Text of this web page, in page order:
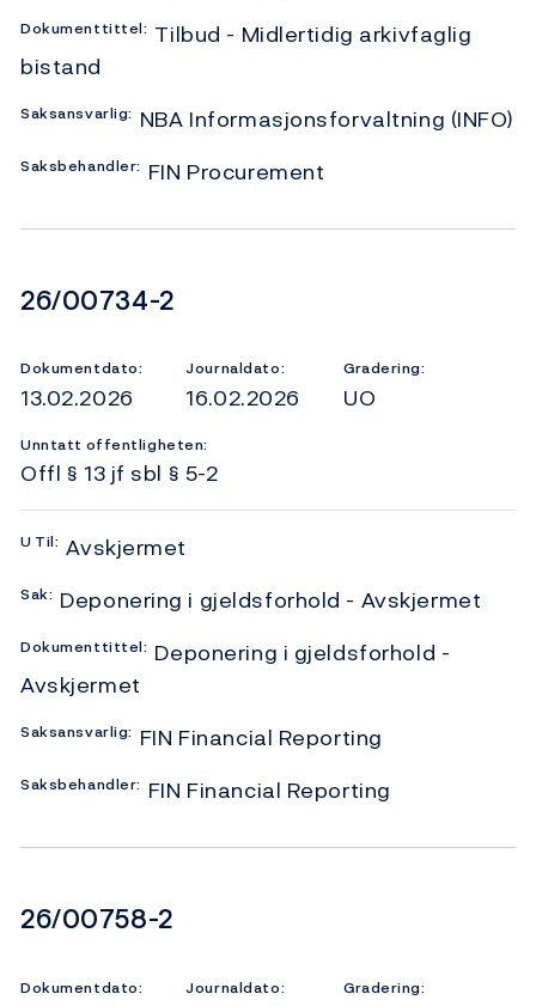
Dokumenttittel: Tilbud - Midlertidig arkivfaglig
bistand
Saksansvarlig: NBA Informasjonsforvaltning (INFO)
Saksbehandler: FIN Procurement
Dokumentnummer
26/00734-2
Dokumentdato:
13.02.2026
Journaldato:
16.02.2026
Gradering:
UO
Unntatt offentligheten:
Offl § 13 jf sbl § 5-2
U Til: Avskjermet
Sak: Deponering i gjeldsforhold - Avskjermet
Dokumenttittel: Deponering i gjeldsforhold -
Avskjermet
Saksansvarlig: FIN Financial Reporting
Saksbehandler: FIN Financial Reporting
Dokumentnummer
26/00758-2
Dokumentdato: Journaldato: Gradering: